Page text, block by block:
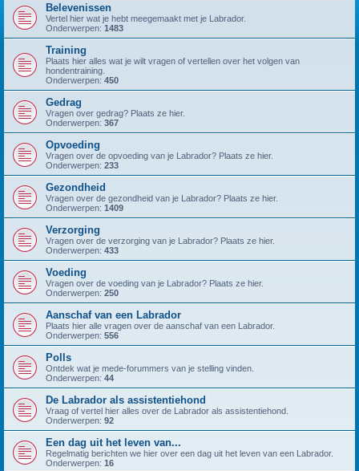
Belevenissen
Vertel hier wat je hebt meegemaakt met je Labrador.
Onderwerpen: 1483
Training
Plaats hier alles wat je wilt vragen of vertellen over het volgen van
hondentraining.
Onderwerpen: 450
Gedrag
Vragen over gedrag? Plaats ze hier.
Onderwerpen: 367
Opvoeding
Vragen over de opvoeding van je Labrador? Plaats ze hier.
Onderwerpen: 233
Gezondheid
Vragen over de gezondheid van je Labrador? Plaats ze hier.
Onderwerpen: 1409
Verzorging
Vragen over de verzorging van je Labrador? Plaats ze hier.
Onderwerpen: 433
Voeding
Vragen over de voeding van je Labrador? Plaats ze hier.
Onderwerpen: 250
Aanschaf van een Labrador
Plaats hier alle vragen over de aanschaf van een Labrador.
Onderwerpen: 556
Polls
Ontdek wat je mede-forummers van je stelling vinden.
Onderwerpen: 44
De Labrador als assistentiehond
Vraag of vertel hier alles over de Labrador als assistentiehond.
Onderwerpen: 92
Een dag uit het leven van...
Regelmatig berichten we hier over een dag uit het leven van een Labrador.
Onderwerpen: 16